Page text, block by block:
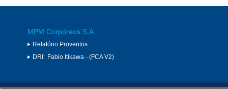
MPM Corpóreos S.A.
Relatório Proventos
DRI: Fabio Itikawa - (FCA V2)